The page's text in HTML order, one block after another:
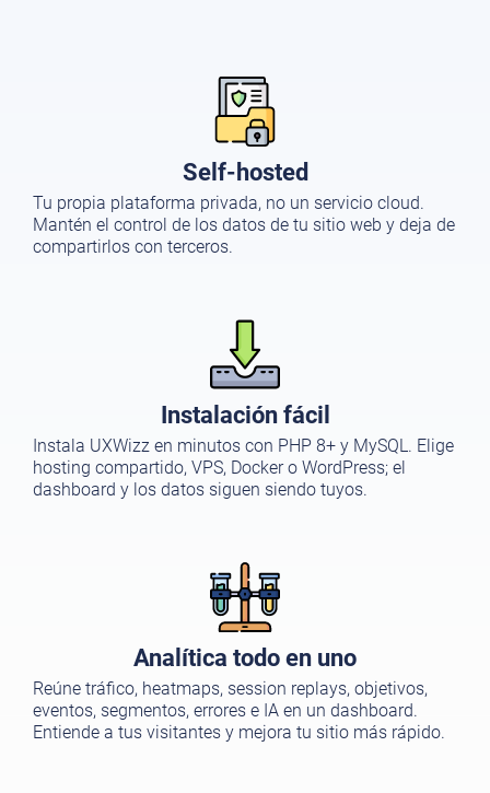
Self-hosted
Tu propia plataforma privada, no un servicio cloud.
Mantén el control de los datos de tu sitio web y deja de
compartirlos con terceros.
Instalación fácil
Instala UXWizz en minutos con PHP 8+ y MySQL. Elige
hosting compartido, VPS, Docker o WordPress; el
dashboard y los datos siguen siendo tuyos.
Analítica todo en uno
Reúne tráfico, heatmaps, session replays, objetivos,
eventos, segmentos, errores e IA en un dashboard.
Entiende a tus visitantes y mejora tu sitio más rápido.